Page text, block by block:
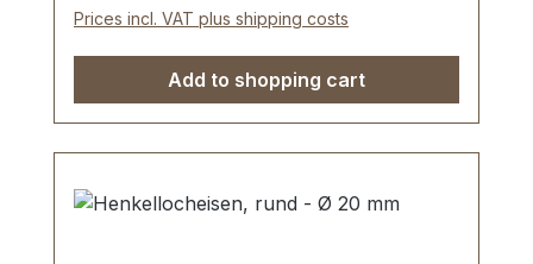
Prices incl. VAT plus shipping costs
Add to shopping cart